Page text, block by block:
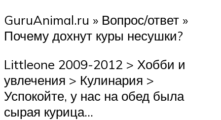
GuruAnimal.ru » Вопрос/ответ »
Почему дохнут куры несушки?
Littleone 2009-2012 > Хобби и
увлечения > Кулинария >
Успокойте, у нас на обед была
сырая курица…